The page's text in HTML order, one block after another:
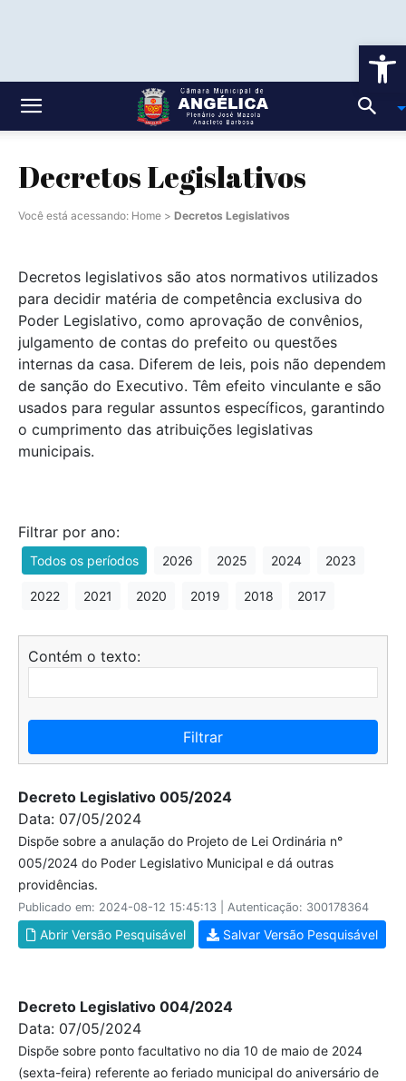
Decretos Legislativos
Você está acessando: Home > Decretos Legislativos
Decretos legislativos são atos normativos utilizados
para decidir matéria de competência exclusiva do
Poder Legislativo, como aprovação de convênios,
julgamento de contas do prefeito ou questões
internas da casa. Diferem de leis, pois não dependem
de sanção do Executivo. Têm efeito vinculante e são
usados para regular assuntos específicos, garantindo
o cumprimento das atribuições legislativas
municipais.
Filtrar por ano:
Todos os períodos 2026 2025 2024 2023
2022 2021 2020 2019 2018 2017
Contém o texto:
Filtrar
Decreto Legislativo 005/2024
Data: 07/05/2024
Dispõe sobre a anulação do Projeto de Lei Ordinária n°
005/2024 do Poder Legislativo Municipal e dá outras
providências.
Publicado em: 2024-08-12 15:45:13 | Autenticação: 300178364
Abrir Versão Pesquisável Salvar Versão Pesquisável
Decreto Legislativo 004/2024
Data: 07/05/2024
Dispõe sobre ponto facultativo no dia 10 de maio de 2024
(sexta-feira) referente ao feriado municipal do aniversário de